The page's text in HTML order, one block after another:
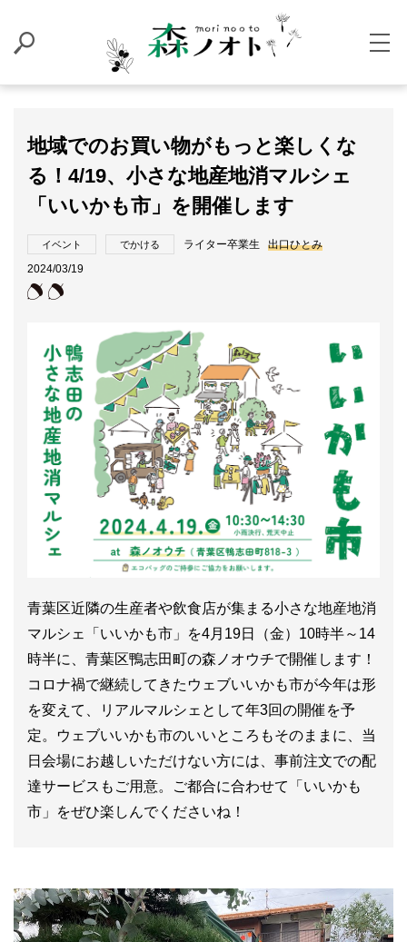
地域でのお買い物がもっと楽しくな
る！4/19、小さな地産地消マルシェ
「いいかも市」を開催します
イベント でかける ライター卒業生
出口ひとみ
2024/03/19
青葉区近隣の生産者や飲食店が集まる小さな地産地消
マルシェ「いいかも市」を4月19日（金）10時半～14
時半に、青葉区鴨志田町の森ノオウチで開催します！
コロナ禍で継続してきたウェブいいかも市が今年は形
を変えて、リアルマルシェとして年3回の開催を予
定。ウェブいいかも市のいいところもそのままに、当
日会場にお越しいただけない方には、事前注文での配
達サービスもご用意。ご都合に合わせて「いいかも
市」をぜひ楽しんでくださいね！